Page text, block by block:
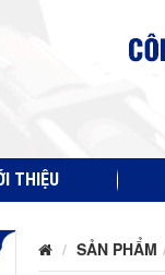
THIỆU
SẢN PHẨM